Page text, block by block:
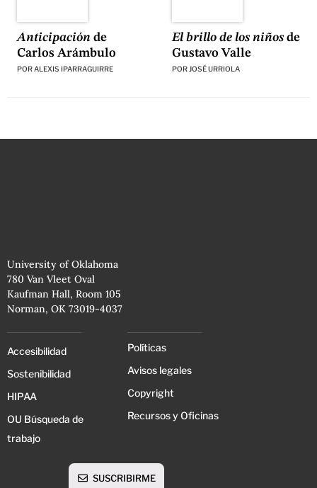
Anticipaciónde
Carlos Arámbulo
PORALEXIS IPARRAGUIRRE
El brillo de los niñosde
Gustavo Valle
POR JOSÉ URRIOLA
University of Oklahoma
780 Van Vleet Oval
Kaufman Hall, Room 105
Norman, OK 73019-4037
Accesibilidad
Sostenibilidad
HIPAA
OU Búsqueda de
trabajo
Políticas
Avisos legales
Copyright
Recursos y Oficinas
SUSCRIBIRME